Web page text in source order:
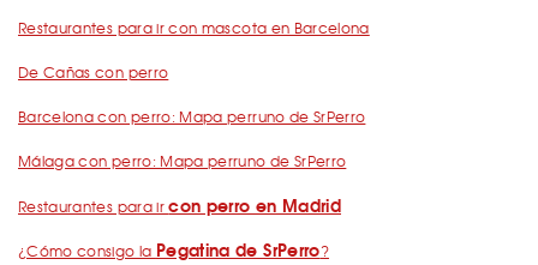
Restaurantes para ir con mascota en Barcelona
De Cañas con perro
Barcelona con perro: Mapa perruno de SrPerro
Málaga con perro: Mapa perruno de SrPerro
Restaurantes para ircon perro en Madrid
¿Cómo consigo la Pegatina de SrPerro?